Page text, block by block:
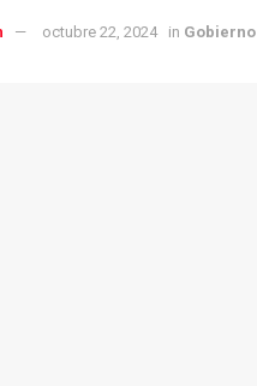
octubre 22, 2024 in Gobierno